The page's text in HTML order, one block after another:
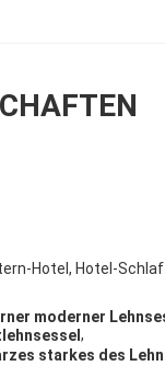
Hotel, Hotel-
moderner
,
starkes des